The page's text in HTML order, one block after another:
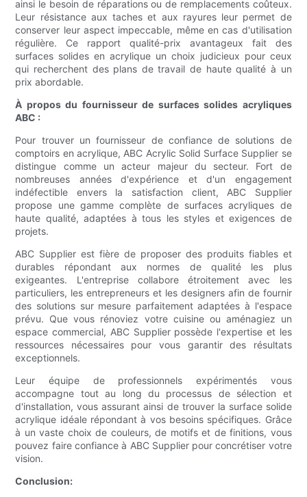
ainsi le besoin de réparations ou de remplacements coûteux.
Leur résistance aux taches et aux rayures leur permet de
conserver leur aspect impeccable, même en cas d'utilisation
régulière. Ce rapport qualité-prix avantageux fait des
surfaces solides en acrylique un choix judicieux pour ceux
qui recherchent des plans de travail de haute qualité à un
prix abordable.
À propos du fournisseur de surfaces solides acryliques
ABC :
Pour trouver un fournisseur de confiance de solutions de
comptoirs en acrylique, ABC Acrylic Solid Surface Supplier se
distingue comme un acteur majeur du secteur. Fort de
nombreuses années d'expérience et d'un engagement
indéfectible envers la satisfaction client, ABC Supplier
propose une gamme complète de surfaces acryliques de
haute qualité, adaptées à tous les styles et exigences de
projets.
ABC Supplier est fière de proposer des produits fiables et
durables répondant aux normes de qualité les plus
exigeantes. L'entreprise collabore étroitement avec les
particuliers, les entrepreneurs et les designers afin de fournir
des solutions sur mesure parfaitement adaptées à l'espace
prévu. Que vous rénoviez votre cuisine ou aménagiez un
espace commercial, ABC Supplier possède l'expertise et les
ressources nécessaires pour vous garantir des résultats
exceptionnels.
Leur équipe de professionnels expérimentés vous
accompagne tout au long du processus de sélection et
d'installation, vous assurant ainsi de trouver la surface solide
acrylique idéale répondant à vos besoins spécifiques. Grâce
à un vaste choix de couleurs, de motifs et de finitions, vous
pouvez faire confiance à ABC Supplier pour concrétiser votre
vision.
Conclusion: